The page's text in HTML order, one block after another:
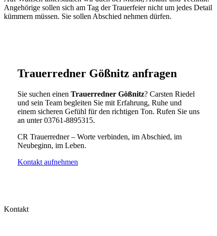
Angehörige sollen sich am Tag der Trauerfeier nicht um jedes Detail
kümmern müssen. Sie sollen Abschied nehmen dürfen.
Trauerredner Gößnitz anfragen
Sie suchen einen Trauerredner Gößnitz? Carsten Riedel
und sein Team begleiten Sie mit Erfahrung, Ruhe und
einem sicheren Gefühl für den richtigen Ton. Rufen Sie uns
an unter 03761-8895315.
CR Trauerredner – Worte verbinden, im Abschied, im
Neubeginn, im Leben.
Kontakt aufnehmen
Kontakt